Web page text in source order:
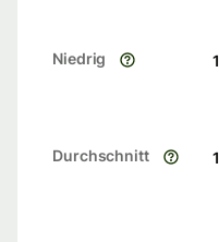
Niedrig
Durchschnitt